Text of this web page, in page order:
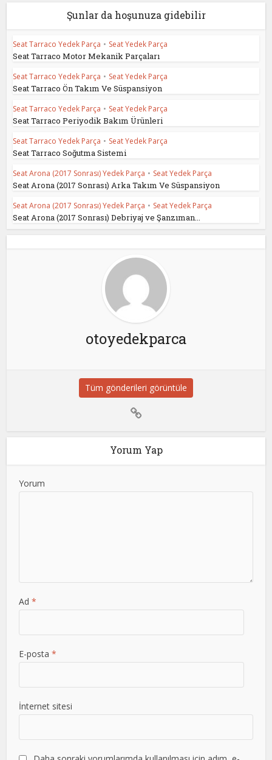
Şunlar da hoşunuza gidebilir
Seat Tarraco Yedek Parça • Seat Yedek Parça
Seat Tarraco Motor Mekanik Parçaları
Seat Tarraco Yedek Parça • Seat Yedek Parça
Seat Tarraco Ön Takım Ve Süspansiyon
Seat Tarraco Yedek Parça • Seat Yedek Parça
Seat Tarraco Periyodik Bakım Ürünleri
Seat Tarraco Yedek Parça • Seat Yedek Parça
Seat Tarraco Soğutma Sistemi
Seat Arona (2017 Sonrası) Yedek Parça • Seat Yedek Parça
Seat Arona (2017 Sonrası) Arka Takım Ve Süspansiyon
Seat Arona (2017 Sonrası) Yedek Parça • Seat Yedek Parça
Seat Arona (2017 Sonrası) Debriyaj ve Şanzıman...
otoyedekparca
Tüm gönderileri görüntüle
Yorum Yap
Yorum
Ad*
E-posta*
İnternet sitesi